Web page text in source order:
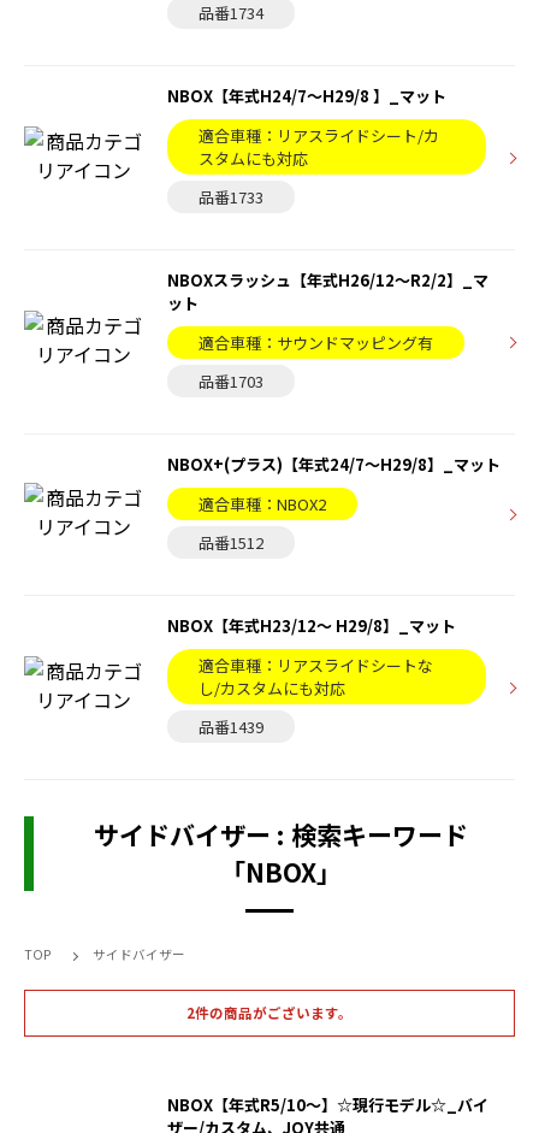
品番1734
NBOX【年式H24/7〜H29/8 】_マット
適合車種：リアスライドシート/カ
スタムにも対応
品番1733
NBOXスラッシュ【年式H26/12～R2/2】_マ
ット
適合車種：サウンドマッピング有
品番1703
NBOX+(プラス)【年式24/7〜H29/8】_マット
適合車種：NBOX2
品番1512
NBOX【年式H23/12〜 H29/8】_マット
適合車種：リアスライドシートな
し/カスタムにも対応
品番1439
サイドバイザー : 検索キーワード
「NBOX」
TOP サイドバイザー
2件の商品がございます。
NBOX【年式R5/10～】☆現行モデル☆_バイ
ザー/カスタム、JOY共通